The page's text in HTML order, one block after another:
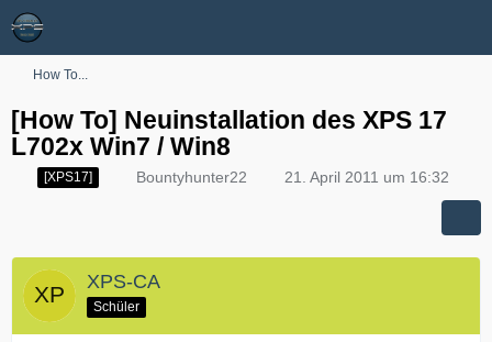
How To...
[How To] Neuinstallation des XPS 17
L702x Win7 / Win8
[XPS17] Bountyhunter22 21. April 2011 um 16:32
XPS-CA
Schüler